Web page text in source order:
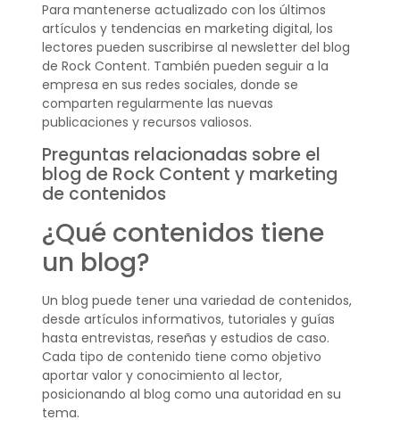
Para mantenerse actualizado con los últimos
artículos y tendencias en marketing digital, los
lectores pueden suscribirse al newsletter del blog
de Rock Content. También pueden seguir a la
empresa en sus redes sociales, donde se
comparten regularmente las nuevas
publicaciones y recursos valiosos.
Preguntas relacionadas sobre el
blog de Rock Content y marketing
de contenidos
¿Qué contenidos tiene
un blog?
Un blog puede tener una variedad de contenidos,
desde artículos informativos, tutoriales y guías
hasta entrevistas, reseñas y estudios de caso.
Cada tipo de contenido tiene como objetivo
aportar valor y conocimiento al lector,
posicionando al blog como una autoridad en su
tema.